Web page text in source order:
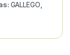
GALLEGO